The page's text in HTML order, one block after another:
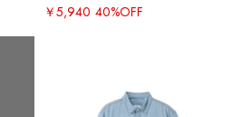
￥5,940 40%OFF